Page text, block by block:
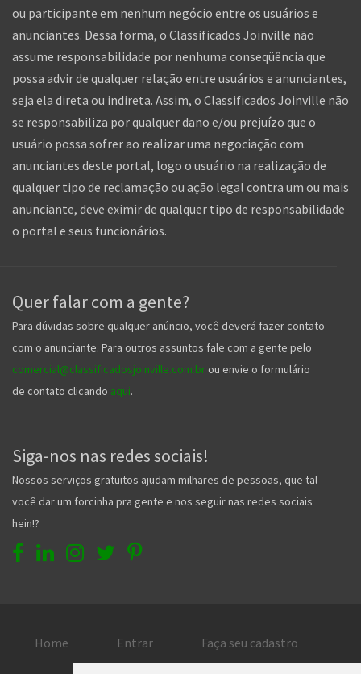
ou participante em nenhum negócio entre os usuários e
anunciantes. Dessa forma, o Classificados Joinville não
assume responsabilidade por nenhuma conseqüência que
possa advir de qualquer relação entre usuários e anunciantes,
seja ela direta ou indireta. Assim, o Classificados Joinville não
se responsabiliza por qualquer dano e/ou prejuízo que o
usuário possa sofrer ao realizar uma negociação com
anunciantes deste portal, logo o usuário na realização de
qualquer tipo de reclamação ou ação legal contra um ou mais
anunciante, deve eximir de qualquer tipo de responsabilidade
o portal e seus funcionários.
Quer falar com a gente?
Para dúvidas sobre qualquer anúncio, você deverá fazer contato
com o anunciante. Para outros assuntos fale com a gente pelo
comercial@classificadosjoinville.com.br ou envie o formulário
de contato clicando aqui.
Siga-nos nas redes sociais!
Nossos serviços gratuitos ajudam milhares de pessoas, que tal
você dar um forcinha pra gente e nos seguir nas redes sociais
hein!?
Home Entrar Faça seu cadastro